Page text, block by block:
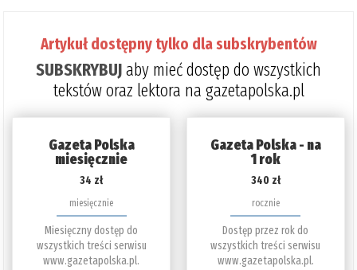
Artykuł dostępny tylko dla subskrybentów
SUBSKRYBUJaby mieć dostęp do wszystkich
tekstów oraz lektora na gazetapolska.pl
Gazeta Polska
miesięcznie
34 zł
miesięcznie
Miesięczny dostęp do
wszystkich treści serwisu
www.gazetapolska.pl.
Gazeta Polska - na
1 rok
340 zł
rocznie
Dostęp przez rok do
wszystkich treści serwisu
www.gazetapolska.pl.